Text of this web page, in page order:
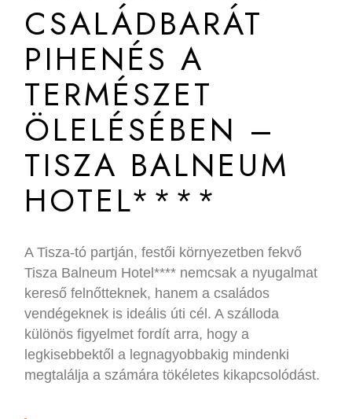
CSALÁDBARÁT
PIHENÉS A
TERMÉSZET
ÖLELÉSÉBEN –
TISZA BALNEUM
HOTEL****
A Tisza-tó partján, festői környezetben fekvő
Tisza Balneum Hotel**** nemcsak a nyugalmat
kereső felnőtteknek, hanem a családos
vendégeknek is ideális úti cél. A szálloda
különös figyelmet fordít arra, hogy a
legkisebbektől a legnagyobbakig mindenki
megtalálja a számára tökéletes kikapcsolódást.